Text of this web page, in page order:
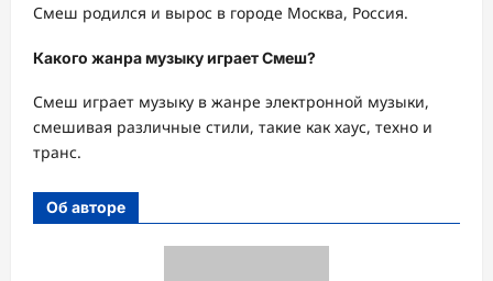
Смеш родился и вырос в городе Москва, Россия.
Какого жанра музыку играет Смеш?
Смеш играет музыку в жанре электронной музыки,
смешивая различные стили, такие как хаус, техно и
транс.
Об авторе